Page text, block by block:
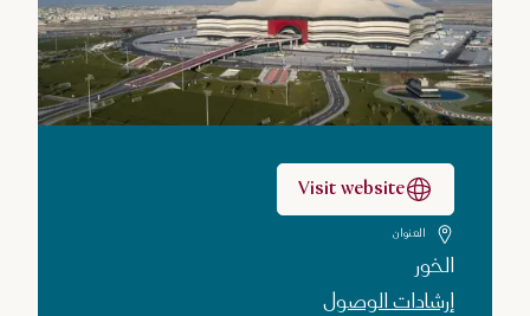
Visit website
العنوان
الخور
إرشادات الوصول